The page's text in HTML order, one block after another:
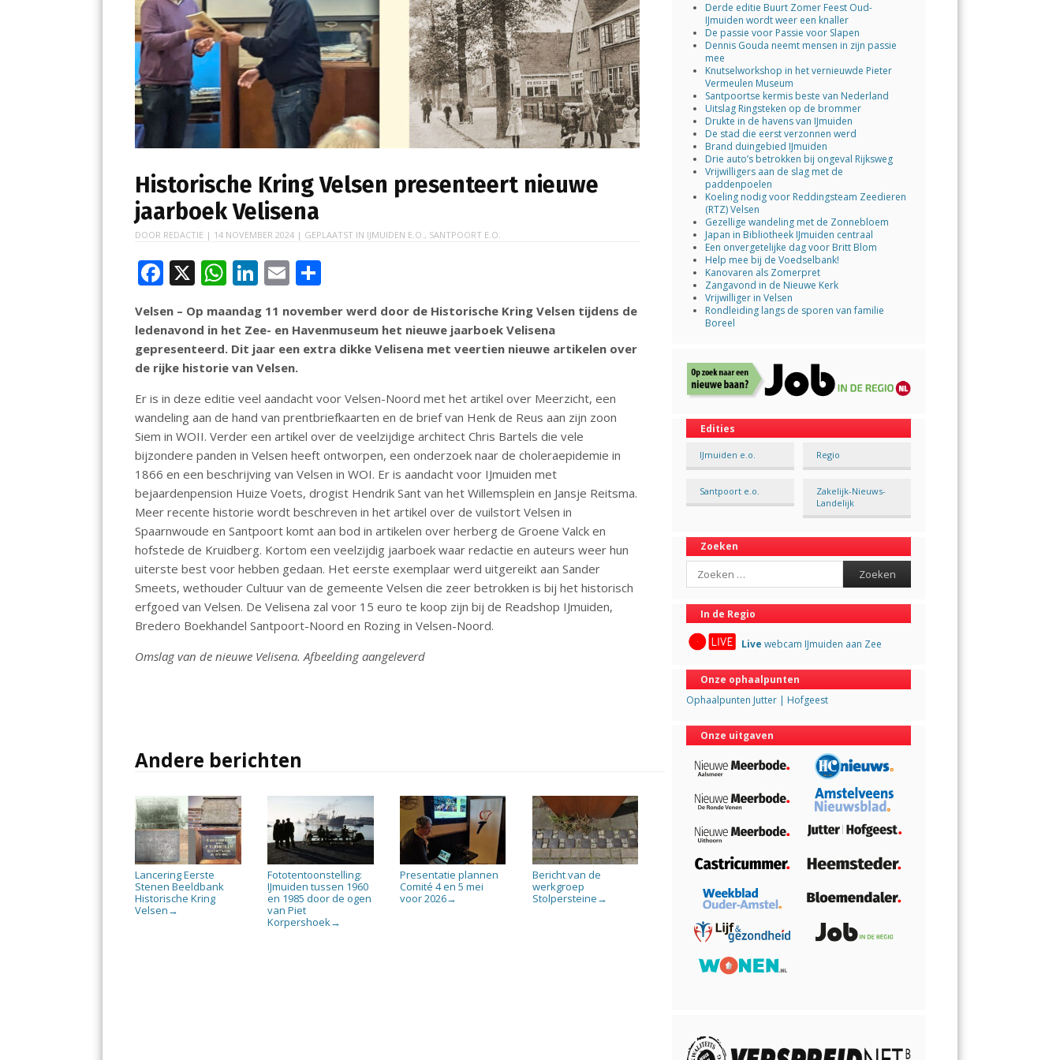
Historische Kring Velsen presenteert nieuwe
jaarboek Velisena
DOOR REDACTIE | 14 NOVEMBER 2024 | GEPLAATST IN IJMUIDEN E.O., SANTPOORT E.O.
F
ac
e
b
o
o
k
X W
h
at
s
A
p
p
Li
n
k
e
dI
n
E
m
ai
l
e
n
Velsen – Op maandag 11 november werd door de Historische Kring Velsen tijdens de
ledenavond in het Zee- en Havenmuseum het nieuwe jaarboek Velisena
gepresenteerd. Dit jaar een extra dikke Velisena met veertien nieuwe artikelen over
de rijke historie van Velsen.
Er is in deze editie veel aandacht voor Velsen-Noord met het artikel over Meerzicht, een
wandeling aan de hand van prentbriefkaarten en de brief van Henk de Reus aan zijn zoon
Siem in WOII. Verder een artikel over de veelzijdige architect Chris Bartels die vele
bijzondere panden in Velsen heeft ontworpen, een onderzoek naar de choleraepidemie in
1866 en een beschrijving van Velsen in WOI. Er is aandacht voor IJmuiden met
bejaardenpension Huize Voets, drogist Hendrik Sant van het Willemsplein en Jansje Reitsma.
Meer recente historie wordt beschreven in het artikel over de vuilstort Velsen in
Spaarnwoude en Santpoort komt aan bod in artikelen over herberg de Groene Valck en
hofstede de Kruidberg. Kortom een veelzijdig jaarboek waar redactie en auteurs weer hun
uiterste best voor hebben gedaan. Het eerste exemplaar werd uitgereikt aan Sander
Smeets, wethouder Cultuur van de gemeente Velsen die zeer betrokken is bij het historisch
erfgoed van Velsen. De Velisena zal voor 15 euro te koop zijn bij de Readshop IJmuiden,
Bredero Boekhandel Santpoort-Noord en Rozing in Velsen-Noord.
Omslag van de nieuwe Velisena. Afbeelding aangeleverd
Andere berichten
Lancering Eerste
Stenen Beeldbank
Historische Kring
Velsen →
Fototentoonstelling:
IJmuiden tussen 1960
en 1985 door de ogen
van Piet
Korpershoek→
Presentatie plannen
Comité 4 en 5 mei
voor 2026→
Bericht van de
werkgroep
Stolpersteine →
Derde editie Buurt Zomer Feest Oud-
IJmuiden wordt weer een knaller
De passie voor Passie voor Slapen
Dennis Gouda neemt mensen in zijn passie
mee
Knutselworkshop in het vernieuwde Pieter
Vermeulen Museum
Santpoortse kermis beste van Nederland
Uitslag Ringsteken op de brommer
Drukte in de havens van IJmuiden
De stad die eerst verzonnen werd
Brand duingebied IJmuiden
Drie auto’s betrokken bij ongeval Rijksweg
Vrijwilligers aan de slag met de
paddenpoelen
Koeling nodig voor Reddingsteam Zeedieren
(RTZ) Velsen
Gezellige wandeling met de Zonnebloem
Japan in Bibliotheek IJmuiden centraal
Een onvergetelijke dag voor Britt Blom
Help mee bij de Voedselbank!
Kanovaren als Zomerpret
Zangavond in de Nieuwe Kerk
Vrijwilliger in Velsen
Rondleiding langs de sporen van familie
Boreel
Edities
IJmuiden e.o. Regio
Santpoort e.o.
Zakelijk-Nieuws-
Landelijk
Zoeken
Search
In de Regio
Live webcam IJmuiden aan Zee
Onze ophaalpunten
Ophaalpunten Jutter | Hofgeest
Onze uitgaven